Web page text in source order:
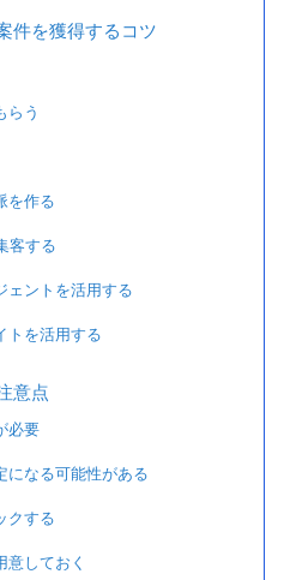
件を獲得するコツ
らう
を作る
客する
ェントを活用する
トを活用する
意点
必要
になる可能性がある
クする
意しておく